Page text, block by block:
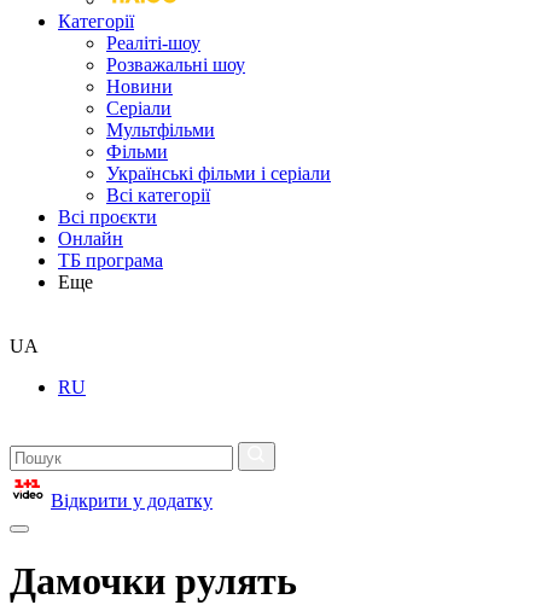
Категорії
Реаліті-шоу
Розважальні шоу
Новини
Серіали
Мультфільми
Фільми
Українські фільми і серіали
Всі категорії
Всі проєкти
Онлайн
ТБ програма
Еще
UA
RU
Відкрити у додатку
Дамочки рулять